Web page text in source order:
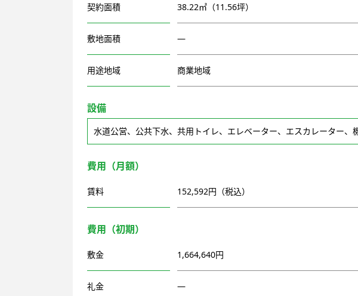
契約面積 38.22㎡（11.56坪）
敷地面積 ―
用途地域 商業地域
設備
水道公営、公共下水、共用トイレ、エレベーター、エスカレーター、
費用（月額）
賃料 152,592円（税込）
費用（初期）
敷金 1,664,640円
礼金 ―